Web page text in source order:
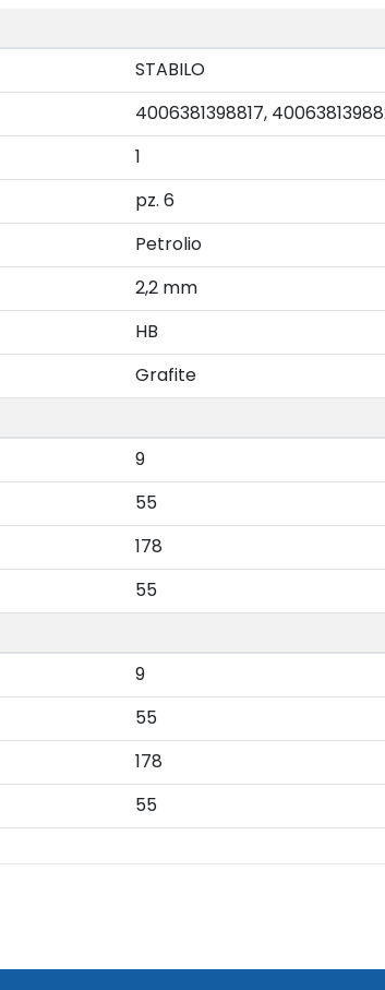
STABILO
4006381398817,
1
pz. 6
Petrolio
2,2 mm
HB
Grafite
9
55
178
55
9
55
178
55